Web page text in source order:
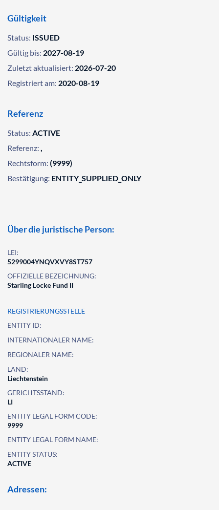
Gültigkeit
Status: ISSUED
Gültig bis: 2027-08-19
Zuletzt aktualisiert: 2026-07-20
Registriert am: 2020-08-19
Referenz
Status: ACTIVE
Referenz: ,
Rechtsform: (9999)
Bestätigung: ENTITY_SUPPLIED_ONLY
Über die juristische Person:
LEI:
5299004YNQVXVY8ST757
OFFIZIELLE BEZEICHNUNG:
Starling Locke Fund II
REGISTRIERUNGSSTELLE
ENTITY ID:
INTERNATIONALER NAME:
REGIONALER NAME:
LAND:
Liechtenstein
GERICHTSSTAND:
LI
ENTITY LEGAL FORM CODE:
9999
ENTITY LEGAL FORM NAME:
ENTITY STATUS:
ACTIVE
Adressen: